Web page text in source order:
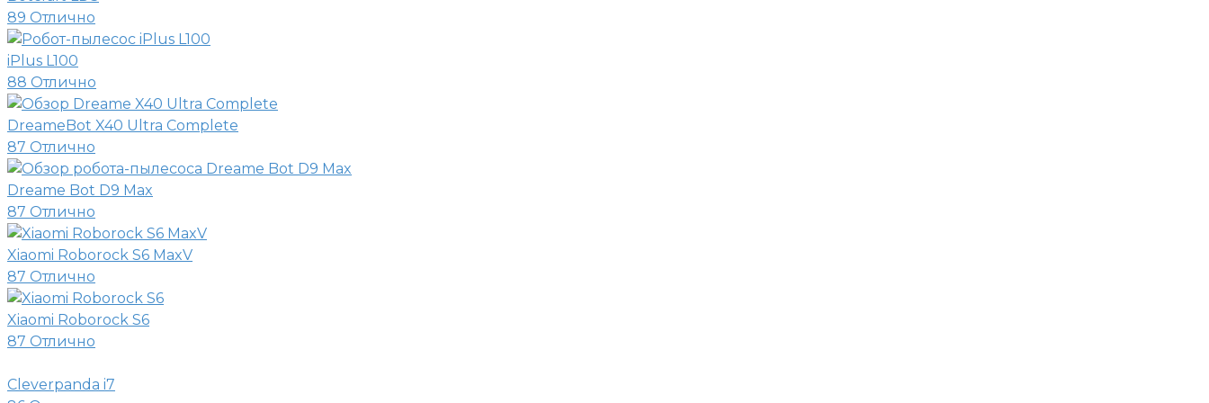
89 Отлично
iPlus L100
88 Отлично
DreameBot X40 Ultra Complete
87 Отлично
Dreame Bot D9 Max
87 Отлично
Xiaomi Roborock S6 MaxV
87 Отлично
Xiaomi Roborock S6
87 Отлично
Cleverpanda i7